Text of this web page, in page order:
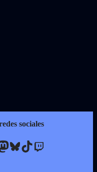
sociales
Bluesky TikTok Twitch